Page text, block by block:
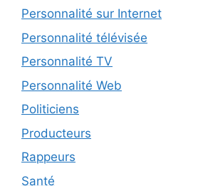
Personnalité sur Internet
Personnalité télévisée
Personnalité TV
Personnalité Web
Politiciens
Producteurs
Rappeurs
Santé